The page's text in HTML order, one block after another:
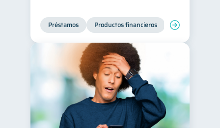
Superintendencia de Bancos 4
Criptomonedas 2
Inversiones
Finanzas Personales 1
Finanzas en Pareja 1
Educación Financiera 1
Fraudes Mipymes
Préstamos Productos financieros Manejo de